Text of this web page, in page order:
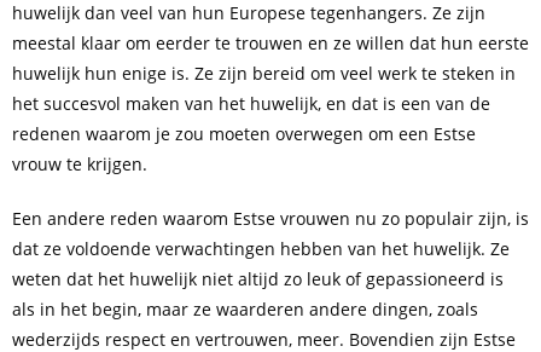
huwelijk dan veel van hun Europese tegenhangers. Ze zijn
meestal klaar om eerder te trouwen en ze willen dat hun eerste
huwelijk hun enige is. Ze zijn bereid om veel werk te steken in
het succesvol maken van het huwelijk, en dat is een van de
redenen waarom je zou moeten overwegen om een Estse
vrouw te krijgen.
Een andere reden waarom Estse vrouwen nu zo populair zijn, is
dat ze voldoende verwachtingen hebben van het huwelijk. Ze
weten dat het huwelijk niet altijd zo leuk of gepassioneerd is
als in het begin, maar ze waarderen andere dingen, zoals
wederzijds respect en vertrouwen, meer. Bovendien zijn Estse